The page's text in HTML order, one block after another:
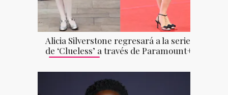
Alicia Silverstone regresará a la serie
de ‘Clueless’ a través de Paramount+